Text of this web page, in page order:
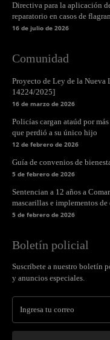
Directiva para la aplicación
reparatorio en casos de
16 de julio de 2026
Comunidad
Proyecto de Ley de la
14224/2025]
16 de marzo de 2026
Policías cargan ataúd por
que perdió a su único hijo
12 de febrero de 2026
Guía de convenios de
5 de febrero de 2026
Sentencian a 12 años a
mascarillas e implementos
5 de febrero de 2026
Boletín policial
Suscríbete a nuestro boletín
y anuncios especiales.